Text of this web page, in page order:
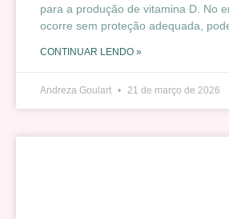
para a produção de vitamina D. No
ocorre sem proteção adequada,
CONTINUAR LENDO »
Andreza Goulart 21 de março de 2026